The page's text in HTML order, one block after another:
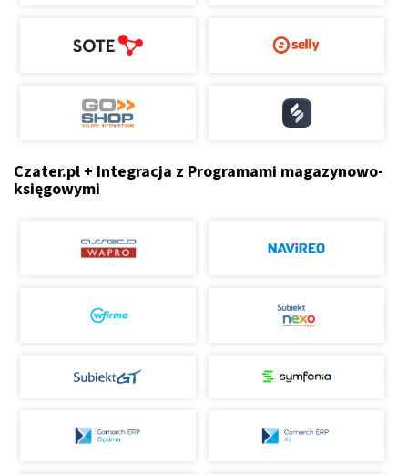
Czater.pl + Integracja z Programami magazynowo-
księgowymi